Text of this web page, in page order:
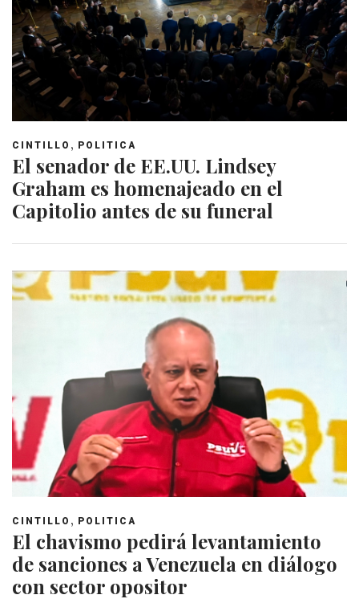
CINTILLO , POLITICA
El senador de EE.UU. Lindsey
Graham es homenajeado en el
Capitolio antes de su funeral
CINTILLO , POLITICA
El chavismo pedirá levantamiento
de sanciones a Venezuela en diálogo
con sector opositor